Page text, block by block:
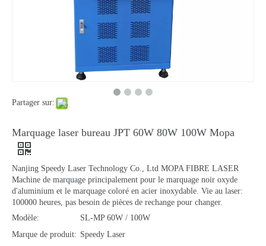
Partager sur:
Marquage laser bureau JPT 60W 80W 100W Mopa
Nanjing Speedy Laser Technology Co., Ltd MOPA FIBRE LASER
Machine de marquage principalement pour le marquage noir oxyde
d'aluminium et le marquage coloré en acier inoxydable. Vie au laser:
100000 heures, pas besoin de pièces de rechange pour changer.
Modèle:
SL-MP 60W / 100W
Marque de produit: Speedy Laser